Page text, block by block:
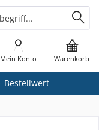
Bestellwert
Warenkorb
Mein Konto